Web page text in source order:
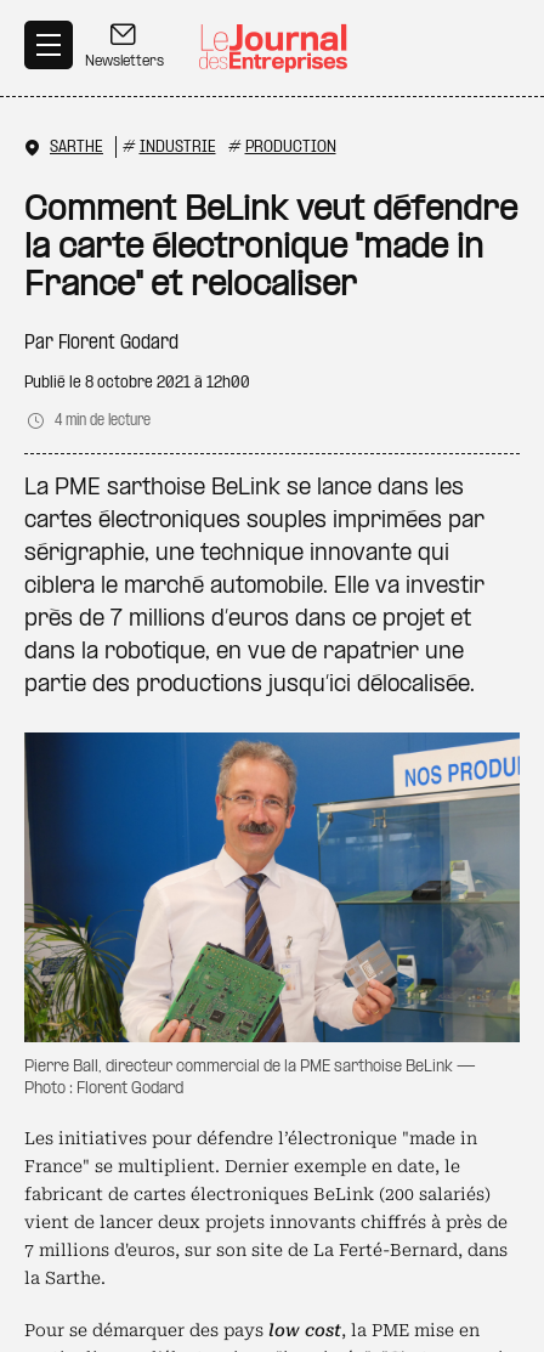
Newsletters
SARTHE # INDUSTRIE # PRODUCTION
Comment BeLink veut défendre
la carte électronique "made in
France" et relocaliser
Par Florent Godard
Publié le 8 octobre 2021 à 12h00
4 min de lecture
La PME sarthoise BeLink se lance dans les
cartes électroniques souples imprimées par
sérigraphie, une technique innovante qui
ciblera le marché automobile. Elle va investir
près de 7 millions d’euros dans ce projet et
dans la robotique, en vue de rapatrier une
partie des productions jusqu’ici délocalisée.
Pierre Ball, directeur commercial de la PME sarthoise BeLink —
Photo : Florent Godard
Les initiatives pour défendre l’électronique "made in
France" se multiplient. Dernier exemple en date, le
fabricant de cartes électroniques BeLink (200 salariés)
vient de lancer deux projets innovants chiffrés à près de
7 millions d'euros, sur son site de La Ferté-Bernard, dans
la Sarthe.
Pour se démarquer des pays low cost, la PME mise en